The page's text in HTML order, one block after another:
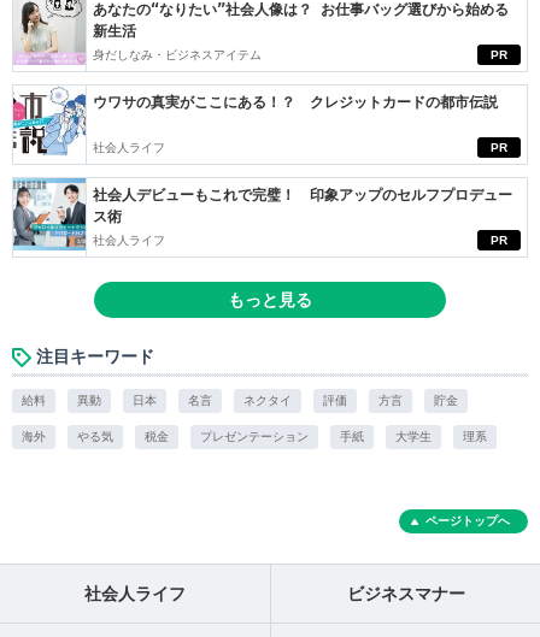
PR
あなたの“なりたい”社会人像は？ お仕事バッグ選びから始める
新生活
身だしなみ・ビジネスアイテム
PR
ウワサの真実がここにある！？ クレジットカードの都市伝説
社会人ライフ
PR
社会人デビューもこれで完璧！ 印象アップのセルフプロデュー
ス術
社会人ライフ
もっと見る
注目キーワード
給料 異動 日本 名言 ネクタイ 評価 方言 貯金
海外 やる気 税金 プレゼンテーション 手紙 大学生 理系
ページトップへ
社会人ライフ ビジネスマナー